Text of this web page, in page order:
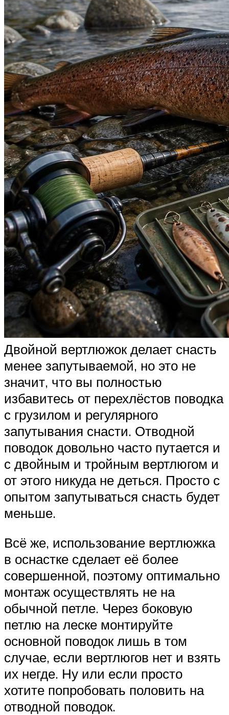
Двойной вертлюжок делает снасть
менее запутываемой, но это не
значит, что вы полностью
избавитесь от перехлёстов поводка
с грузилом и регулярного
запутывания снасти. Отводной
поводок довольно часто путается и
с двойным и тройным вертлюгом и
от этого никуда не деться. Просто с
опытом запутываться снасть будет
меньше.
Всё же, использование вертлюжка
в оснастке сделает её более
совершенной, поэтому оптимально
монтаж осуществлять не на
обычной петле. Через боковую
петлю на леске монтируйте
основной поводок лишь в том
случае, если вертлюгов нет и взять
их негде. Ну или если просто
хотите попробовать половить на
отводной поводок.